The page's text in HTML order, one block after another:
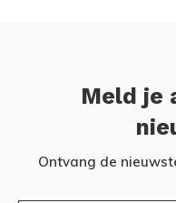
Meld je
Ontvang de